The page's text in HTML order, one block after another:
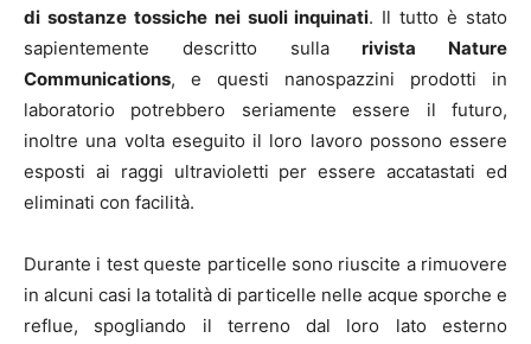
di sostanze tossiche nei suoli inquinati. Il tutto è stato
sapientemente descritto sullarivista Nature
Communications, e questi nanospazzini prodotti in
laboratorio potrebbero seriamente essere il futuro,
inoltre una volta eseguito il loro lavoro possono essere
esposti ai raggi ultravioletti per essere accatastati ed
eliminati con facilità.
Durante i test queste particelle sono riuscite a rimuovere
in alcuni casi la totalità di particelle nelle acque sporche e
reflue, spogliando il terreno dal loro lato esterno